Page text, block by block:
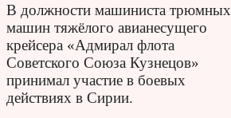
В должности машиниста трюмных
машин тяжёлого авианесущего
крейсера «Адмирал флота
Советского Союза Кузнецов»
принимал участие в боевых
действиях в Сирии.